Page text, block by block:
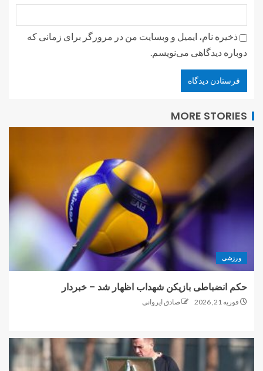
ذخیره نام، ایمیل و وبسایت من در مرورگر برای زمانی که
دوباره دیدگاهی می‌نویسم.
MORE STORIES
ورزشی
حکم انضباطی بازیکن شهداب اظهار شد – خبردار
فوریه 21, 2026 صادق ایروانی